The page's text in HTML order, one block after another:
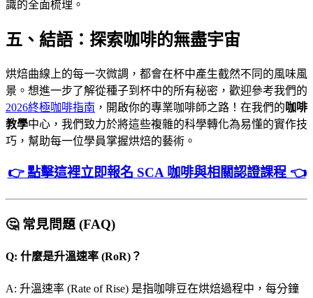
識的全面梳理。
五、結語：探索咖啡的無盡宇宙
烘焙曲線上的每一次微調，都會在杯中產生截然不同的風味風
景。想進一步了解從種子到杯中的所有秘密，歡迎參考我們的
2026終極咖啡指南 ，開啟你的專業咖啡師之路！在我們的咖啡
教學中心，我們致力於將這些複雜的科學轉化為易懂的實作技
巧，幫助每一位學員掌握烘焙的藝術。
👉 點擊這裡立即報名 SCA 咖啡與相關認證課程 👈
🤔 常見問題 (FAQ)
Q: 什麼是升溫速率 (RoR)？
A: 升溫速率 (Rate of Rise) 是指咖啡豆在烘焙過程中，每分鐘